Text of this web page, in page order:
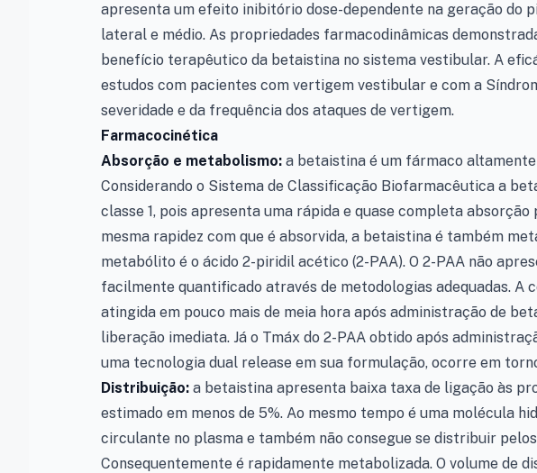
apresenta um efeito inibitório dose-dependente na geração do
lateral e médio. As propriedades farmacodinâmicas
benefício terapêutico da betaistina no sistema vestibular. A
estudos com pacientes com vertigem vestibular e com a
severidade e da frequência dos ataques de vertigem.
Farmacocinética
Absorção e metabolismo: a betaistina é um fármaco
Considerando o Sistema de Classificação Biofarmacêutica a
classe 1, pois apresenta uma rápida e quase completa
mesma rapidez com que é absorvida, a betaistina é também
metabólito é o ácido 2-piridil acético (2-PAA). O 2-PAA não
facilmente quantificado através de metodologias adequadas. A
atingida em pouco mais de meia hora após administração de
liberação imediata. Já o Tmáx do 2-PAA obtido após
uma tecnologia dual release em sua formulação, ocorre em
Distribuição: a betaistina apresenta baixa taxa de ligação às
estimado em menos de 5%. Ao mesmo tempo é uma molécula
circulante no plasma e também não consegue se distribuir
Consequentemente é rapidamente metabolizada. O volume de